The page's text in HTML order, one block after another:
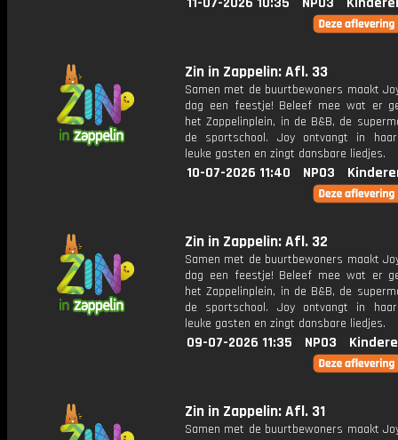
Zin in Zappelin: Afl. 33
Samen met de buurtbewoners maakt
dag een feestje! Beleef mee wat er
het Zappelinplein, in de B&B, de
de sportschool. Joy ontvangt in
leuke gasten en zingt dansbare liedjes.
10-07-2026 11:40 NPO3
Zin in Zappelin: Afl. 32
Samen met de buurtbewoners maakt
dag een feestje! Beleef mee wat er
het Zappelinplein, in de B&B, de
de sportschool. Joy ontvangt in
leuke gasten en zingt dansbare liedjes.
09-07-2026 11:35 NPO3
Zin in Zappelin: Afl. 31
Samen met de buurtbewoners maakt